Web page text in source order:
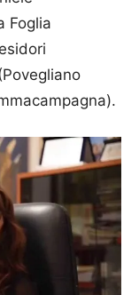
Foglia